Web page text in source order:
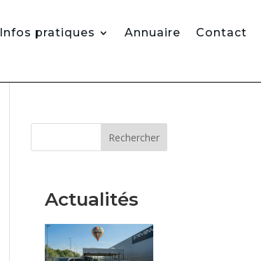
Infos pratiques Annuaire Contact
Rechercher
Actualités